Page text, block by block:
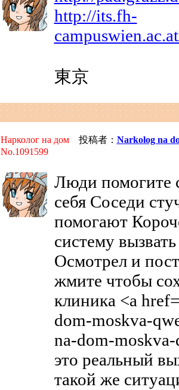
http://its.fh-
東京
Нарколог на дом投稿者： Narkolog na
No.1091599
Люди помогите
себя Соседи
помогают
систему
Осмотрел и
жмите чтобы
клиника <a
dom-moskva-
na-dom-
это реальный
такой же